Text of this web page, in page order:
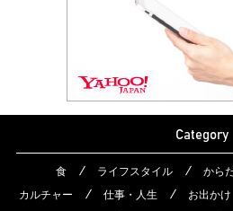
Category
食 ライフスタイル から
カルチャー
仕事・人生 お出かけ